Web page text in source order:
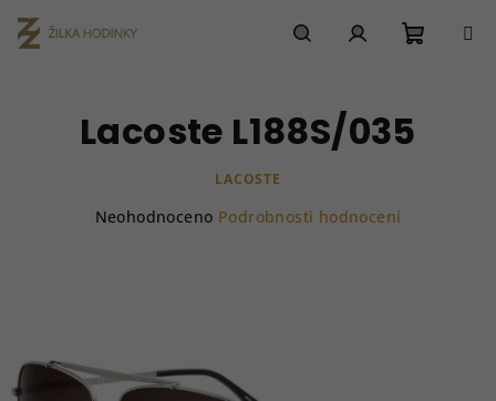
na
obsah
košík
Lacoste L188S/035
LACOSTE
hvězdiček.
Neohodnoceno Podrobnosti hodnocení